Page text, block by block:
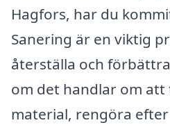
Hagfors, har du
Sanering är en viktig
återställa och
om det handlar om
material, rengöra